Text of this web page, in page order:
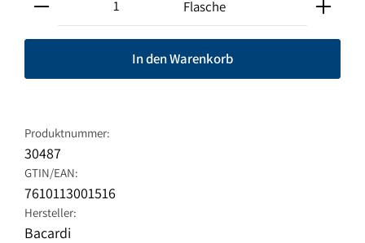
Flasche
In den Warenkorb
Produktnummer:
30487
GTIN/EAN:
7610113001516
Hersteller:
Bacardi